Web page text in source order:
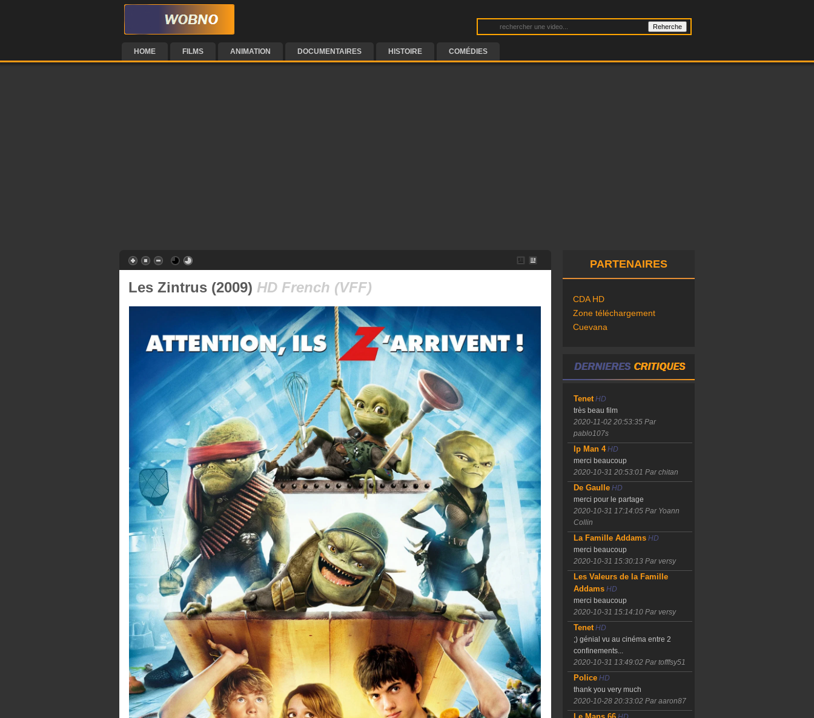
HOME FILMS ANIMATION DOCUMENTAIRES HISTOIRE COMÉDIES
Les Zintrus (2009) HD French (VFF)
PARTENAIRES
CDA HD
Zone téléchargement
Cuevana
TenetHD
très beau film
2020-11-02 20:53:35 Par
pablo107s
Ip Man 4HD
merci beaucoup
2020-10-31 20:53:01 Par chitan
De GaulleHD
merci pour le partage
2020-10-31 17:14:05 Par Yoann
Collin
La Famille AddamsHD
merci beaucoup
2020-10-31 15:30:13 Par versy
Les Valeurs de la Famille
AddamsHD
merci beaucoup
2020-10-31 15:14:10 Par versy
TenetHD
;) génial vu au cinéma entre 2
confinements...
2020-10-31 13:49:02 Par tofffsy51
PoliceHD
thank you very much
2020-10-28 20:33:02 Par aaron87